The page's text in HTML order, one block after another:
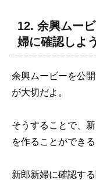
に良かったで
いました。
12. 余興ムー
婦に確認しよう
余興ムービーを公
が大切だよ。
そうすることで、
を作ることができる
新郎新婦に確認す